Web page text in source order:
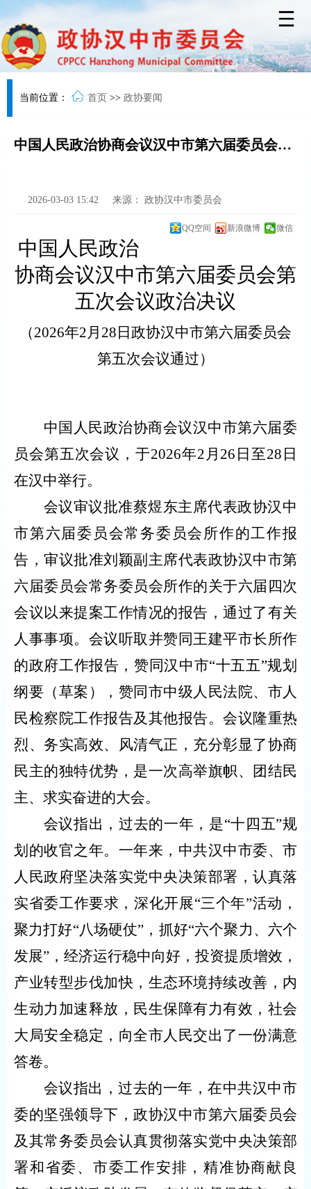
当前位置： 首页 >> 政协要闻
中国人民政治协商会议汉中市第六届委员会第五次会议政治决议
2026-03-03 15:42 来源： 政协汉中市委员会
QQ空间 新浪微博 微信
中国人民政治
协商会议汉中市第六届委员会第
五次会议政治决议
（2026年2月 28日政协汉中市第六届委员会
第五次会议通过）
中国人民政治协商会议汉中市第六届委
员会第五次会议，于2026年2月26日至28日
在汉中举行。
会议审议批准蔡煜东主席代表政协汉中
市第六届委员会常务委员会所作的工作报
告，审议批准刘颖副主席代表政协汉中市第
六届委员会常务委员会所作的关于六届四次
会议以来提案工作情况的报告，通过了有关
人事事项。会议听取并赞同王建平市长所作
的政府工作报告，赞同汉中市“十五五”规划
纲要（草案），赞同市中级人民法院、市人
民检察院工作报告及其他报告。会议隆重热
烈、务实高效、风清气正，充分彰显了协商
民主的独特优势，是一次高举旗帜、团结民
主、求实奋进的大会。
会议指出，过去的一年，是“十四五”规
划的收官之年。一年来，中共汉中市委、市
人民政府坚决落实党中央决策部署，认真落
实省委工作要求，深化开展“三个年”活动，
聚力打好“八场硬仗”，抓好“六个聚力、六个
发展”，经济运行稳中向好，投资提质增效，
产业转型步伐加快，生态环境持续改善，内
生动力加速释放，民生保障有力有效，社会
大局安全稳定，向全市人民交出了一份满意
答卷。
会议指出，过去的一年，在中共汉中市
委的坚强领导下，政协汉中市第六届委员会
及其常务委员会认真贯彻落实党中央决策部
署和省委、市委工作安排，精准协商献良